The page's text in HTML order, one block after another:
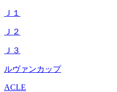
Ｊ１
Ｊ２
Ｊ３
ルヴァンカップ
ACLE